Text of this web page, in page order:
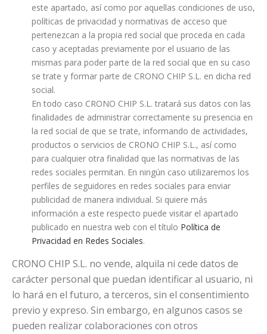
este apartado, así como por aquellas condiciones de uso,
políticas de privacidad y normativas de acceso que
pertenezcan a la propia red social que proceda en cada
caso y aceptadas previamente por el usuario de las
mismas para poder parte de la red social que en su caso
se trate y formar parte de CRONO CHIP S.L. en dicha red
social.
En todo caso CRONO CHIP S.L. tratará sus datos con las
finalidades de administrar correctamente su presencia en
la red social de que se trate, informando de actividades,
productos o servicios de CRONO CHIP S.L., así como
para cualquier otra finalidad que las normativas de las
redes sociales permitan. En ningún caso utilizaremos los
perfiles de seguidores en redes sociales para enviar
publicidad de manera individual. Si quiere más
información a este respecto puede visitar el apartado
publicado en nuestra web con el título Política de
Privacidad en Redes Sociales.
CRONO CHIP S.L. no vende, alquila ni cede datos de
carácter personal que puedan identificar al usuario, ni
lo hará en el futuro, a terceros, sin el consentimiento
previo y expreso. Sin embargo, en algunos casos se
pueden realizar colaboraciones con otros